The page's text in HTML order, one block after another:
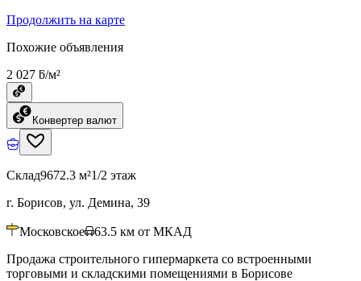
Продолжить на карте
Похожие объявления
2 027 ƃ/м²
Конвертер валют
Склад9672.3 м²1/2 этаж
г. Борисов, ул. Демина, 39
Московское 63.5 км от МКАД
Продажа строительного гипермаркета со встроенными
торговыми и складскими помещениями в Борисове